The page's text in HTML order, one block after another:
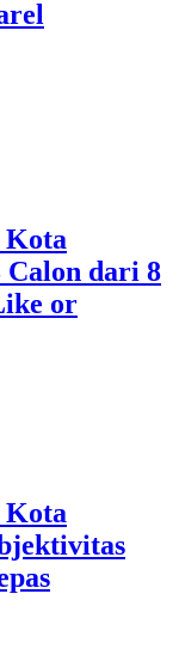
Kota
Calon dari 8
or
Kota